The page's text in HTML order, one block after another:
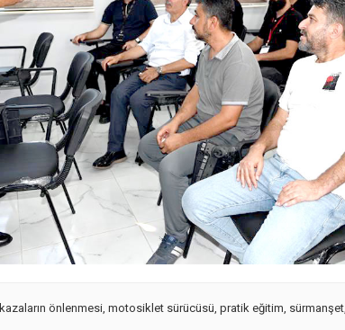
kazaların önlenmesi motosiklet sürücüsü pratik eğitim sürmanşet